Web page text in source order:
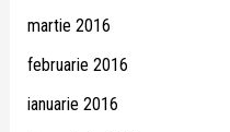
martie 2016
februarie 2016
ianuarie 2016